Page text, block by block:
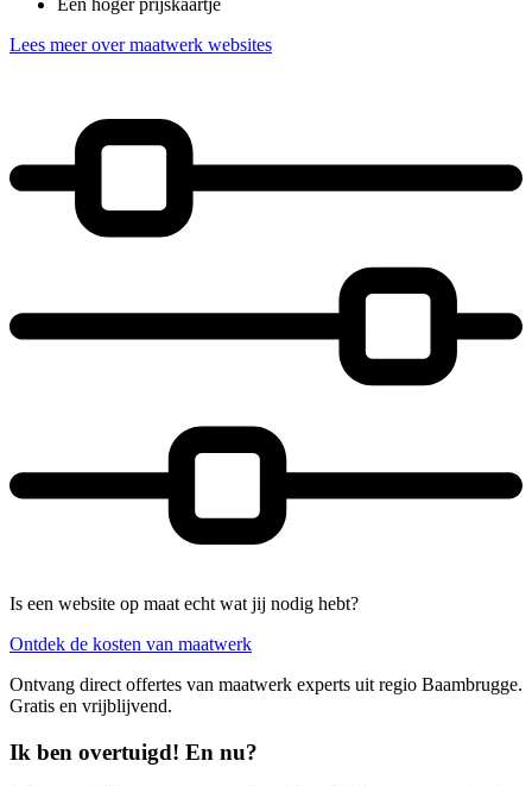
Lees meer over maatwerk websites
Is een website op maat echt wat jij nodig hebt?
Ontdek de kosten van maatwerk
Ontvang direct offertes van maatwerk experts uit regio Baambrugge.
Gratis en vrijblijvend.
Ik ben overtuigd! En nu?